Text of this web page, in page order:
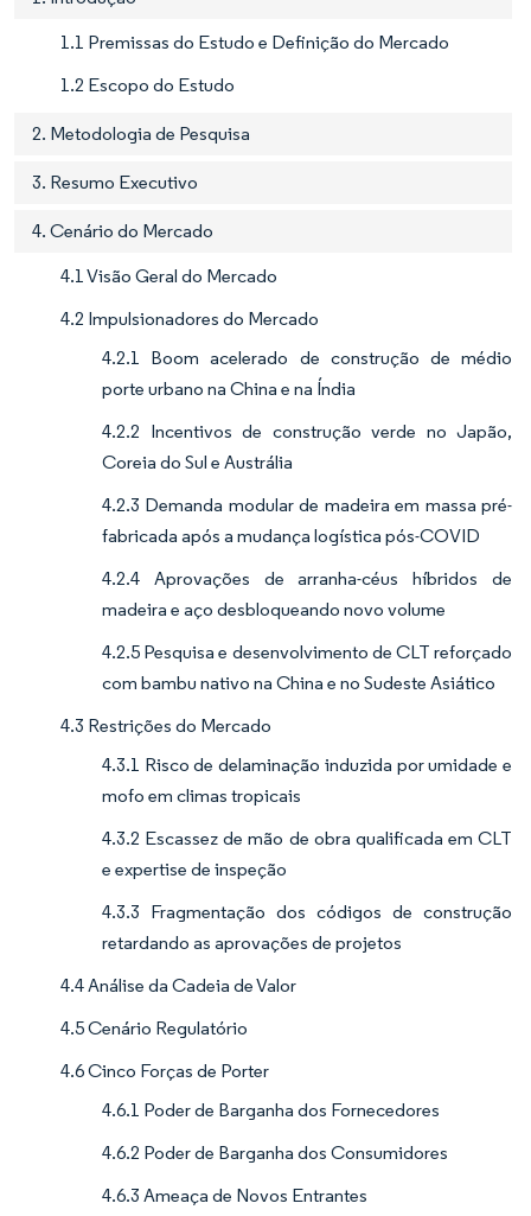
1.1 Premissas do Estudo e Definição do Mercado
1.2 Escopo do Estudo
2. Metodologia de Pesquisa
3. Resumo Executivo
4. Cenário do Mercado
4.1 Visão Geral do Mercado
4.2 Impulsionadores do Mercado
4.2.1 Boom acelerado de construção de médio
porte urbano na China e na Índia
4.2.2 Incentivos de construção verde no Japão,
Coreia do Sul e Austrália
4.2.3 Demanda modular de madeira em massa pré-
fabricada após a mudança logística pós-COVID
4.2.4 Aprovações de arranha-céus híbridos de
madeira e aço desbloqueando novo volume
4.2.5 Pesquisa e desenvolvimento de CLT reforçado
com bambu nativo na China e no Sudeste Asiático
4.3 Restrições do Mercado
4.3.1 Risco de delaminação induzida por umidade e
mofo em climas tropicais
4.3.2 Escassez de mão de obra qualificada em CLT
e expertise de inspeção
4.3.3 Fragmentação dos códigos de construção
retardando as aprovações de projetos
4.4 Análise da Cadeia de Valor
4.5 Cenário Regulatório
4.6 Cinco Forças de Porter
4.6.1 Poder de Barganha dos Fornecedores
4.6.2 Poder de Barganha dos Consumidores
4.6.3 Ameaça de Novos Entrantes